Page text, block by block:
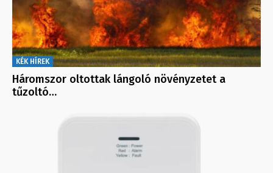
KÉK HÍREK
Háromszor oltottak lángoló növényzetet a
tűzoltó…